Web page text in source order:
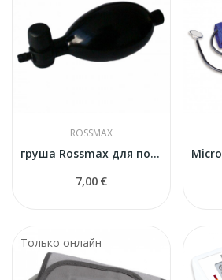
ROSSMAX
груша Rossmax для полуавтоматического тонометра
7,00 €
Только онлайн